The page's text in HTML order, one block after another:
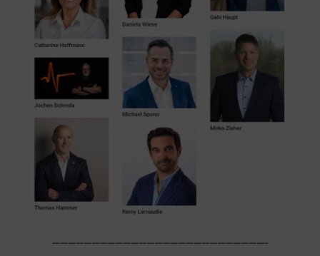
———————————————————————————-